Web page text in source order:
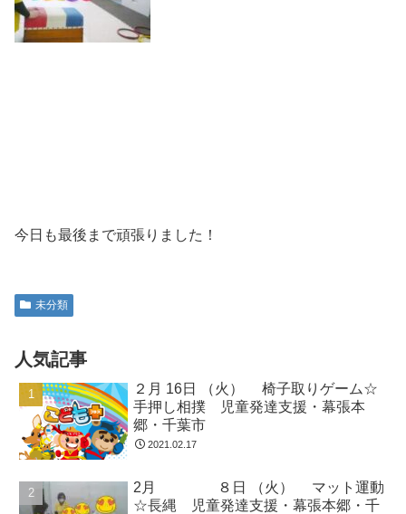
今日も最後まで頑張りました！
未分類
人気記事
２月 16日 （火） 椅子取りゲーム☆
手押し相撲 児童発達支援・幕張本
郷・千葉市
2021.02.17
2月 ８日 （火） マット運動
☆長縄 児童発達支援・幕張本郷・千